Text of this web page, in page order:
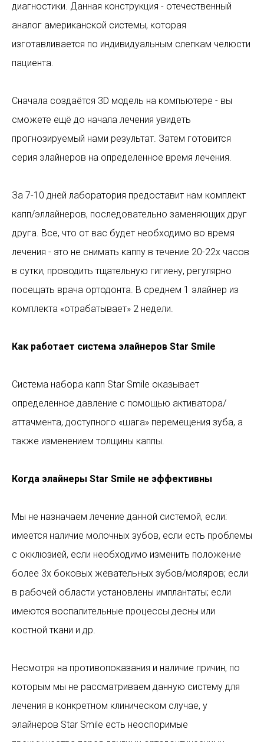
диагностики. Данная конструкция - отечественный
аналог американской системы, которая
изготавливается по индивидуальным слепкам челюсти
пациента.
Сначала создаётся 3D модель на компьютере - вы
сможете ещё до начала лечения увидеть
прогнозируемый нами результат. Затем готовится
серия элайнеров на определенное время лечения.
За 7-10 дней лаборатория предоставит нам комплект
капп/эллайнеров, последовательно заменяющих друг
друга. Все, что от вас будет необходимо во время
лечения - это не снимать каппу в течение 20-22х часов
в сутки, проводить тщательную гигиену, регулярно
посещать врача ортодонта. В среднем 1 элайнер из
комплекта «отрабатывает» 2 недели.
Как работает система элайнеров Star Smile
Система набора капп Star Smile оказывает
определенное давление с помощью активатора/
аттачмента, доступного «шага» перемещения зуба, а
также изменением толщины каппы.
Когда элайнеры Star Smile не эффективны
Мы не назначаем лечение данной системой, если:
имеется наличие молочных зубов, если есть проблемы
с окклюзией, если необходимо изменить положение
более 3х боковых жевательных зубов/моляров; если
в рабочей области установлены имплантаты; если
имеются воспалительные процессы десны или
костной ткани и др.
Несмотря на противопоказания и наличие причин, по
которым мы не рассматриваем данную систему для
лечения в конкретном клиническом случае, у
элайнеров Star Smile есть неоспоримые